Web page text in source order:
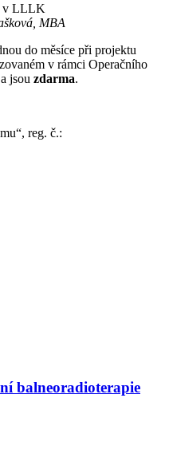
v LLLK
MBA
do měsíce při projektu
v rámci Operačního
jsou zdarma.
reg. č.:
balneoradioterapie